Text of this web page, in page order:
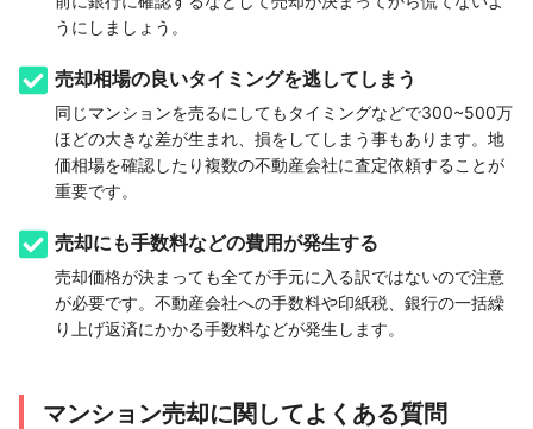
うにしましょう。
売却相場の良いタイミングを逃してしまう
同じマンションを売るにしてもタイミングなどで300~500万
ほどの大きな差が生まれ、損をしてしまう事もあります。地
価相場を確認したり複数の不動産会社に査定依頼することが
重要です。
売却にも手数料などの費用が発生する
売却価格が決まっても全てが手元に入る訳ではないので注意
が必要です。不動産会社への手数料や印紙税、銀行の一括繰
り上げ返済にかかる手数料などが発生します。
マンション売却に関してよくある質問